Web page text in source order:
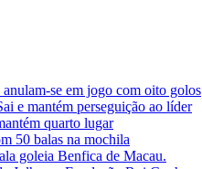
se em jogo com oito golos
e mantém perseguição ao líder
quarto lugar
50 balas na mochila
goleia Benfica de Macau.